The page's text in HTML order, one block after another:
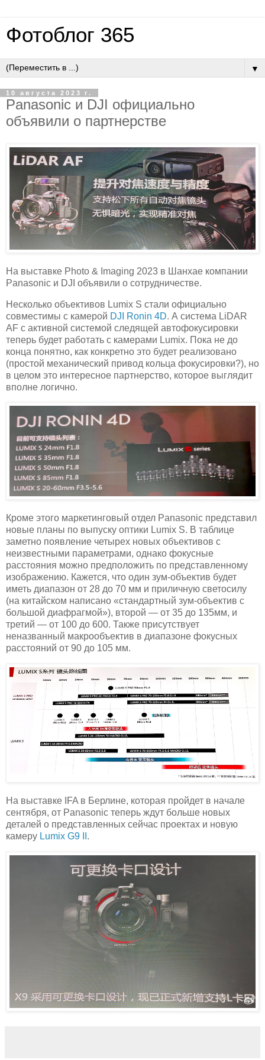
Фотоблог 365
▼
10 августа 2023 г.
Panasonic и DJI официально
объявили о партнерстве
На выставке Photo & Imaging 2023 в Шанхае компании
Panasonic и DJI объявили о сотрудничестве.
Несколько объективов Lumix S стали официально
совместимы с камерой DJI Ronin 4D. А система LiDAR
AF с активной системой следящей автофокусировки
теперь будет работать с камерами Lumix. Пока не до
конца понятно, как конкретно это будет реализовано
(простой механический привод кольца фокусировки?), но
в целом это интересное партнерство, которое выглядит
вполне логично.
Кроме этого маркетинговый отдел Panasonic представил
новые планы по выпуску оптики Lumix S. В таблице
заметно появление четырех новых объективов с
неизвестными параметрами, однако фокусные
расстояния можно предположить по представленному
изображению. Кажется, что один зум-объектив будет
иметь диапазон от 28 до 70 мм и приличную светосилу
(на китайском написано «стандартный зум-объектив с
большой диафрагмой»), второй — от 35 до 135мм, и
третий — от 100 до 600. Также присутствует
неназванный макрообъектив в диапазоне фокусных
расстояний от 90 до 105 мм.
На выставке IFA в Берлине, которая пройдет в начале
сентября, от Panasonic теперь ждут больше новых
деталей о представленных сейчас проектах и новую
камеру Lumix G9 II .